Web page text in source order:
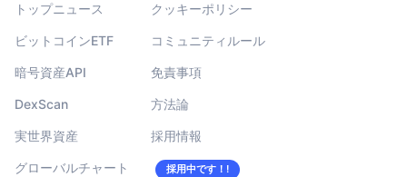
トップニュース
ビットコインETF
暗号資産API
DexScan
実世界資産
グローバルチャート
クッキーポリシー
コミュニティルール
免責事項
方法論
採用情報
採用中です！!